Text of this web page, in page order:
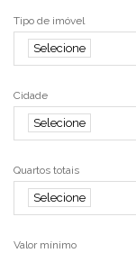
Tipo de imóvel
Selecione
Cidade
Selecione
Quartos totais
Selecione
Valor mínimo